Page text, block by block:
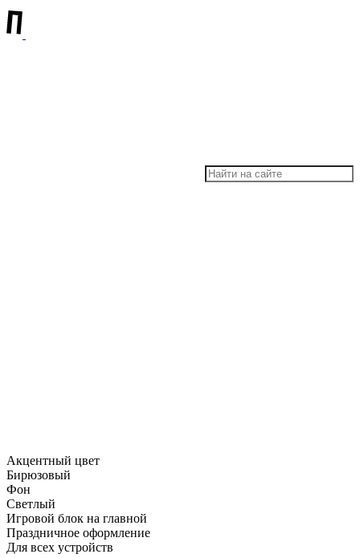
Акцентный цвет
Бирюзовый
Фон
Светлый
Игровой блок на главной
Праздничное оформление
Для всех устройств